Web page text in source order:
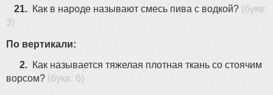
21. Как в народе называют смесь пива с водкой? (букв:
3)
По вертикали:
2. Как называется тяжелая плотная ткань со стоячим
ворсом? (букв: 6)